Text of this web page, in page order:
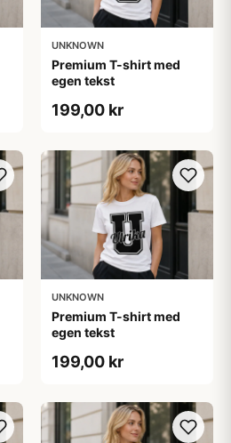
UNKNOWN
Premium T-shirt med
egen tekst
199,00 kr
UNKNOWN
Premium T-shirt med
egen tekst
199,00 kr